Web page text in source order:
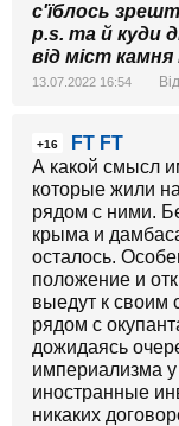
с'їблось
p.s. та й куди
від міст
13.07.2022 16:54
+16
FT FT
А какой смысл
которые жили
рядом с ними.
крыма и
осталось.
положение и
выедут к своим
рядом с
дожидаясь
империализма
иностранные
никаких